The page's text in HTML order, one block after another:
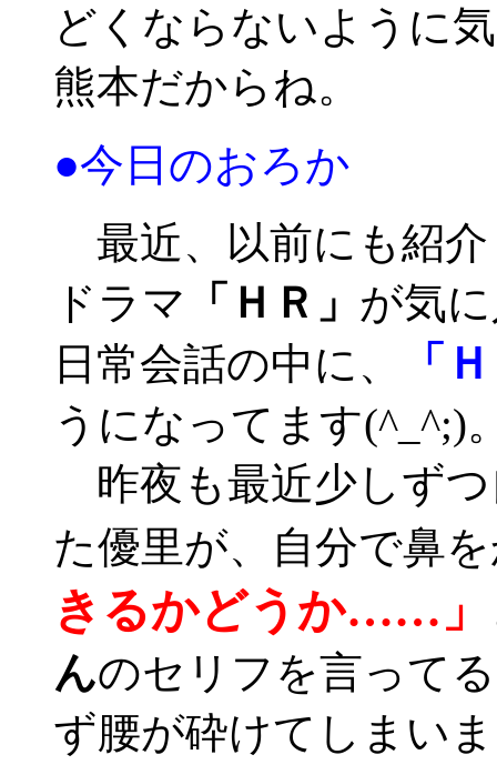
どくならないように
熊本だからね。
●今日のおろか
最近、以前にも紹
ドラマ 「ＨＲ」 が気
日常会話の中に、
「
うになってます(^_^;)
昨夜も最近少しず
た優里が、自分で鼻
きるかどうか……」
んのセリフを言って
ず腰が砕けてしまい